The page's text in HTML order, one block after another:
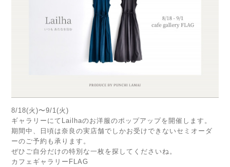
8/18(火)〜9/1(火)
ギャラリーにてLailhaのお洋服のポップアップを開催します。
期間中、日頃は奈良の実店舗でしかお受けできないセミオーダ
ーのご予約も承ります。
ぜひご自分だけの特別な一枚を探してくださいね。
カフェギャラリーFLAG